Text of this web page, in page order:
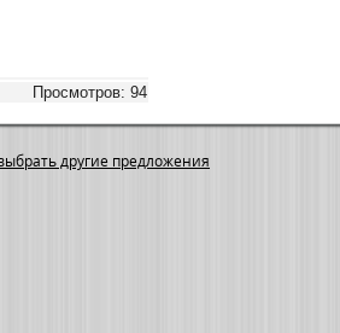
Просмотров: 94
другие предложения